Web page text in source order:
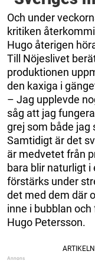
Och under
kritiken
Hugo återigen
Till Nöjeslivet
produktionen
den kaxiga i
– Jag upplevde
såg att jag
grej som både jag
Samtidigt är det
är medvetet från
bara blir naturligt
förstärks under
det med dem där
inne i bubblan
Hugo Petersson.